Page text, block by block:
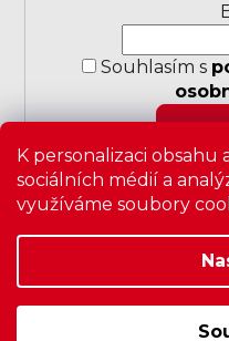
K personalizaci
sociálních médií a
využíváme soubory
odběruSouhlasím s